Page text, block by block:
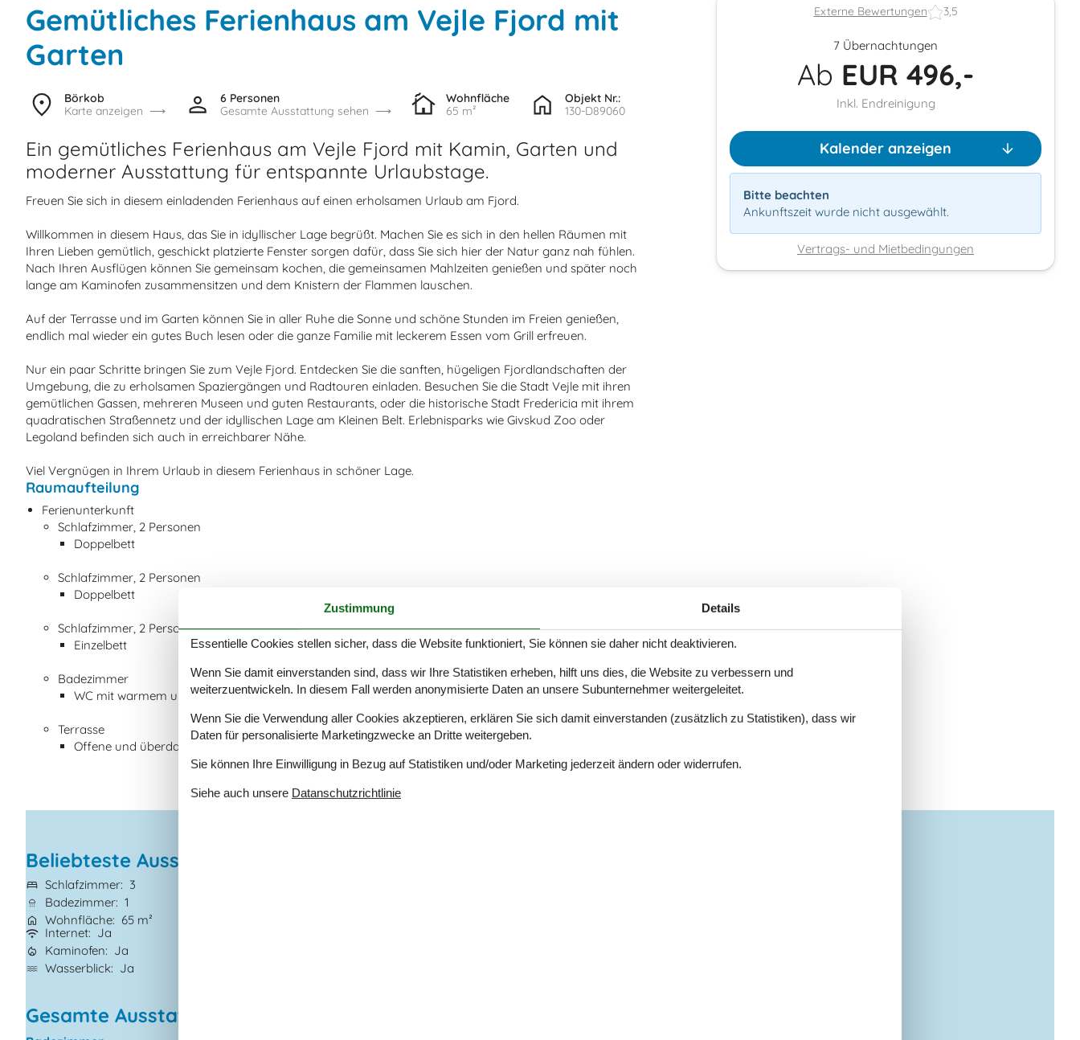
Gemütliches Ferienhaus am Vejle Fjord mit
Garten
Börkob
Karte anzeigen
6 Personen
Gesamte Ausstattung sehen
Wohnfläche
65 m²
Objekt Nr.:
130-D89060
Ein gemütliches Ferienhaus am Vejle Fjord mit Kamin, Garten und
moderner Ausstattung für entspannte Urlaubstage.
Freuen Sie sich in diesem einladenden Ferienhaus auf einen erholsamen Urlaub am Fjord.
Willkommen in diesem Haus, das Sie in idyllischer Lage begrüßt. Machen Sie es sich in den hellen Räumen mit
Ihren Lieben gemütlich, geschickt platzierte Fenster sorgen dafür, dass Sie sich hier der Natur ganz nah fühlen.
Nach Ihren Ausflügen können Sie gemeinsam kochen, die gemeinsamen Mahlzeiten genießen und später noch
lange am Kaminofen zusammensitzen und dem Knistern der Flammen lauschen.
Auf der Terrasse und im Garten können Sie in aller Ruhe die Sonne und schöne Stunden im Freien genießen,
endlich mal wieder ein gutes Buch lesen oder die ganze Familie mit leckerem Essen vom Grill erfreuen.
Nur ein paar Schritte bringen Sie zum Vejle Fjord. Entdecken Sie die sanften, hügeligen Fjordlandschaften der
Umgebung, die zu erholsamen Spaziergängen und Radtouren einladen. Besuchen Sie die Stadt Vejle mit ihren
gemütlichen Gassen, mehreren Museen und guten Restaurants, oder die historische Stadt Fredericia mit ihrem
quadratischen Straßennetz und der idyllischen Lage am Kleinen Belt. Erlebnisparks wie Givskud Zoo oder
Legoland befinden sich auch in erreichbarer Nähe.
Viel Vergnügen in Ihrem Urlaub in diesem Ferienhaus in schöner Lage.
Raumaufteilung
Ferienunterkunft
Schlafzimmer, 2 Personen
Doppelbett
Schlafzimmer, 2 Personen
Doppelbett
Schlafzimmer, 2 Personen
Einzelbett
Badezimmer
WC mit warmem und kaltem Wasser, Dusche
Terrasse
Offene und überdachte Terrasse
Beliebteste Ausstattungen
Schlafzimmer
3
Badezimmer 1
Wohnfläche
65 m²
Internet
Ja
Kaminofen
Ja
Wasserblick
Ja
Gesamte Ausstattung
Externe Bewertungen 3,5
7 Übernachtungen
Ab EUR 496,-
Inkl. Endreinigung
Kalender anzeigen
Bitte beachten
Ankunftszeit wurde nicht ausgewählt.
Vertrags- und Mietbedingungen
Zustimmung Details
Essentielle Cookies stellen sicher, dass die Website funktioniert, Sie können sie daher nicht deaktivieren.
Wenn Sie damit einverstanden sind, dass wir Ihre Statistiken erheben, hilft uns dies, die Website zu verbessern und
weiterzuentwickeln. In diesem Fall werden anonymisierte Daten an unsere Subunternehmer weitergeleitet.
Wenn Sie die Verwendung aller Cookies akzeptieren, erklären Sie sich damit einverstanden (zusätzlich zu Statistiken), dass wir
Daten für personalisierte Marketingzwecke an Dritte weitergeben.
Sie können Ihre Einwilligung in Bezug auf Statistiken und/oder Marketing jederzeit ändern oder widerrufen.
Siehe auch unsere Datanschutzrichtlinie